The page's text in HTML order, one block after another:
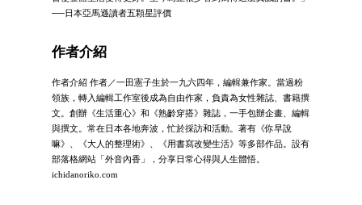
──日本亞馬遜讀者五顆星評價
作者介紹
作者介紹 作者／一田憲子生於一九六四年，編輯兼作家。當過粉
領族，轉入編輯工作室後成為自由作家，負責為女性雜誌、書籍撰
文。創辦《生活重心》和《熟齡穿搭》雜誌，一手包辦企畫、編輯
與撰文。常在日本各地奔波，忙於採訪和活動。著有《你早說
嘛》、《大人的整理術》、《用書寫改變生活》等多部作品。設有
部落格網站「外音內香」，分享日常心得與人生體悟。
ichidanoriko.com